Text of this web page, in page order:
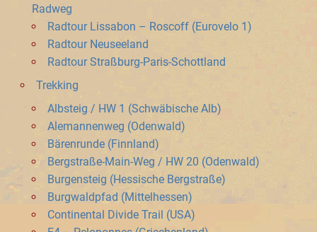
Radweg
Radtour Lissabon – Roscoff (Eurovelo 1)
Radtour Neuseeland
Radtour Straßburg-Paris-Schottland
Trekking
Albsteig / HW 1 (Schwäbische Alb)
Alemannenweg (Odenwald)
Bärenrunde (Finnland)
Bergstraße-Main-Weg / HW 20 (Odenwald)
Burgensteig (Hessische Bergstraße)
Burgwaldpfad (Mittelhessen)
Continental Divide Trail (USA)